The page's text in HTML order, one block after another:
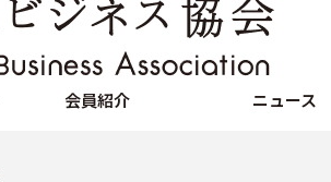
会員紹介 ニュース